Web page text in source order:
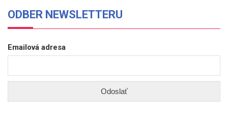
ODBER NEWSLETTERU
Emailová adresa